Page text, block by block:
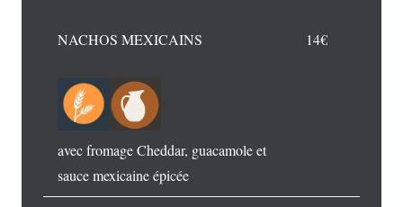
NACHOS MEXICAINS
avec fromage Cheddar, guacamole et
sauce mexicaine épicée
14€